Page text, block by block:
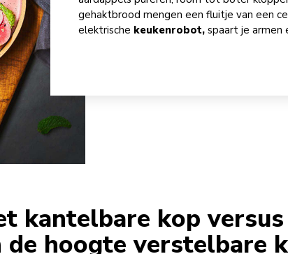
gehaktbrood mengen een fluitje van een
elektrische keukenrobot, spaart je armen
kantelbare kop versus
hoogte verstelbare